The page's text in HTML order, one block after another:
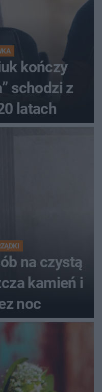
kończy
schodzi z
latach
na czystą
kamień i
noc